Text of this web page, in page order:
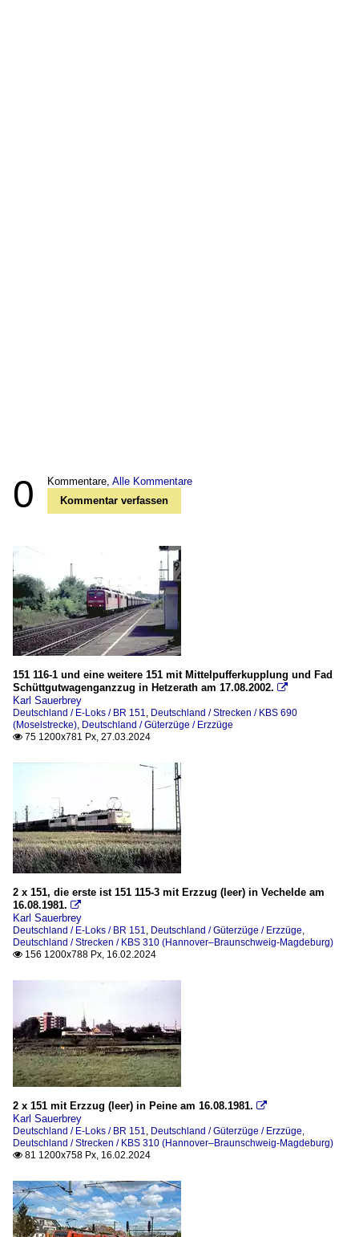
0 Kommentare, Alle Kommentare
Kommentar verfassen
151 116-1 und eine weitere 151 mit Mittelpufferkupplung und Fad
Schüttgutwagenganzzug in Hetzerath am 17.08.2002. 
Karl Sauerbrey
Deutschland / E-Loks / BR 151, Deutschland / Strecken / KBS 690
(Moselstrecke), Deutschland / Güterzüge / Erzzüge
 75 1200x781 Px, 27.03.2024
2 x 151, die erste ist 151 115-3 mit Erzzug (leer) in Vechelde am
16.08.1981. 
Karl Sauerbrey
Deutschland / E-Loks / BR 151, Deutschland / Güterzüge / Erzzüge,
Deutschland / Strecken / KBS 310 (Hannover–Braunschweig-Magdeburg)
 156 1200x788 Px, 16.02.2024
2 x 151 mit Erzzug (leer) in Peine am 16.08.1981. 
Karl Sauerbrey
Deutschland / E-Loks / BR 151, Deutschland / Güterzüge / Erzzüge,
Deutschland / Strecken / KBS 310 (Hannover–Braunschweig-Magdeburg)
 81 1200x758 Px, 16.02.2024